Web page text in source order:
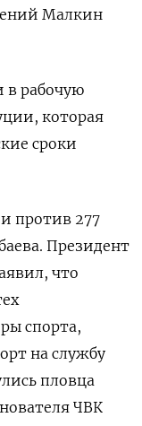
Малкин
в рабочую
которая
сроки
против 277
Президент
что
спорта,
на службу
пловца
ЧВК